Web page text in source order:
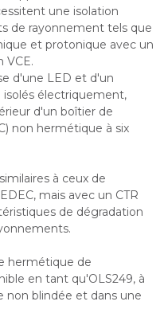
une isolation
de rayonnement tels que
et protonique avec un
VCE.
d'une LED et d'un
électriquement,
d'un boîtier de
non hermétique à six
à ceux de
mais avec un CTR
de dégradation
hermétique de
en tant qu'OLS249, à
non blindée et dans une